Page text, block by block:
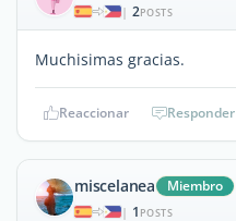
| 2POSTS
Muchisimas gracias.
Reaccionar Responder
miscelanea Miembro
| 1 POSTS